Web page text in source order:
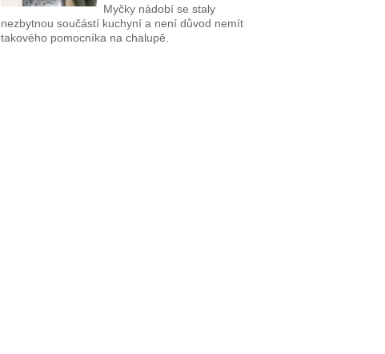
Myčky nádobí se staly
nezbytnou součástí kuchyní a není důvod nemít
takového pomocníka na chalupě.